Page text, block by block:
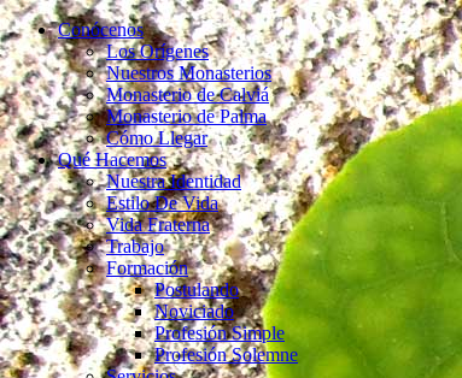
Conócenos
Los Orígenes
Nuestros Monasterios
Monasterio de Calviá
Monasterio de Palma
Cómo Llegar
Qué Hacemos
Nuestra Identidad
Estilo De Vida
Vida Fraterna
Trabajo
Formación
Postulando
Noviciado
Profesión Simple
Profesión Solemne